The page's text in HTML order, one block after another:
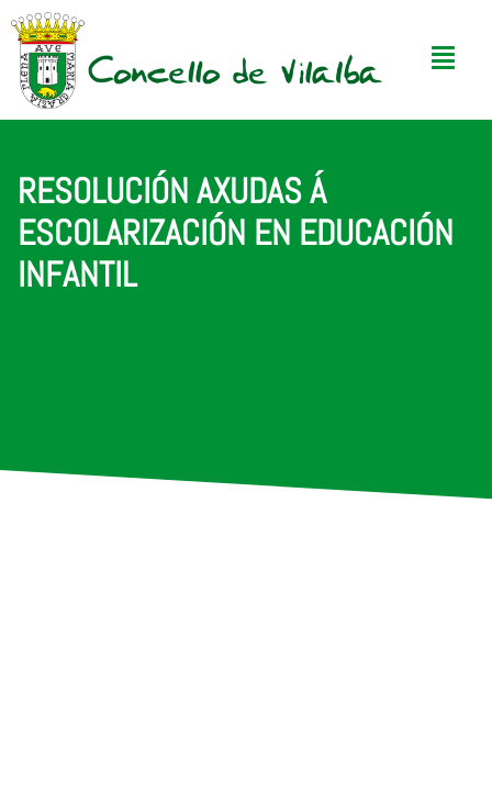
RESOLUCIÓN AXUDAS Á
ESCOLARIZACIÓN EN EDUCACIÓN
INFANTIL